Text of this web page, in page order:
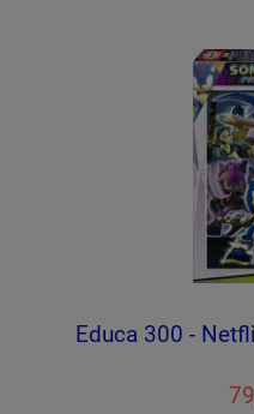
Educa 300 -